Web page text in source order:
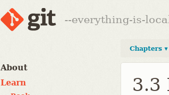
--everything-is-
About
Learn
Chapters ▾
3.3